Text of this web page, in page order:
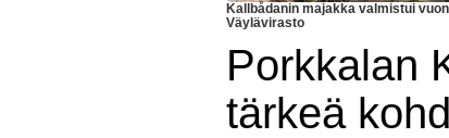
Kallbådanin majakka valmistui
Väylävirasto
Porkkalan
tärkeä